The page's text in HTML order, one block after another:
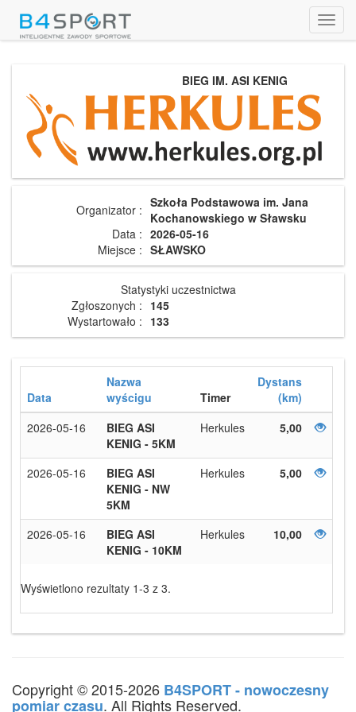
BIEG IM. ASI KENIG
Organizator : Szkoła Podstawowa im. Jana
Kochanowskiego w Sławsku
Data : 2026-05-16
Miejsce : SŁAWSKO
Statystyki uczestnictwa
Zgłoszonych : 145
Wystartowało : 133
Data
Nazwa
wyścigu
Timer
Dystans
(km)
2026-05-16
BIEG ASI
KENIG - 5KM
Herkules 5,00
2026-05-16
BIEG ASI
KENIG - NW
5KM
Herkules 5,00
2026-05-16
BIEG ASI
KENIG - 10KM
Herkules 10,00
Wyświetlono rezultaty 1-3 z 3.
Copyright © 2015-2026 B4SPORT - nowoczesny
pomiar czasu. All Rights Reserved.